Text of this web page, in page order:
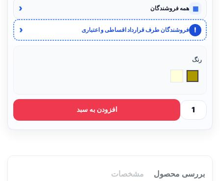
▦ همه فروشندگان ‹
! فروشندگان طرف قرارداد اقساطی و اعتباری ‹
رنگ
افزودن به سبد
بررسی محصول مشخصات